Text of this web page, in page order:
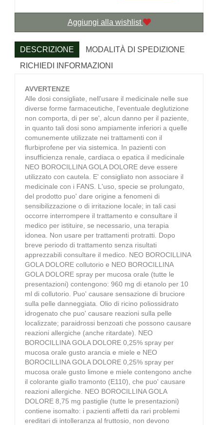
Aggiungi alla wishlist
DESCRIZIONE
MODALITÀ DI SPEDIZIONE
RICHIEDI INFORMAZIONI
AVVERTENZE
Alle dosi consigliate, nell'usare il medicinale nelle sue
diverse forme farmaceutiche, l'eventuale deglutizione
non comporta, di per se', alcun danno per il paziente,
in quanto tali dosi sono ampiamente inferiori a quelle
comunemente utilizzate nei trattamenti con il
flurbiprofene per via sistemica. In pazienti con
insufficienza renale, cardiaca o epatica il medicinale
NEO BOROCILLINA GOLA DOLORE deve essere
utilizzato con cautela. E' consigliato non associare il
medicinale con i FANS. L'uso, specie se prolungato,
del prodotto puo' dare origine a fenomeni di
sensibilizzazione o di irritazione locale; in tali casi
occorre interrompere il trattamento e consultare il
medico per istituire, se necessario, una terapia
idonea. Non usare per trattamenti protratti. Dopo
breve periodo di trattamento senza risultati
apprezzabili consultare il medico. NEO BOROCILLINA
GOLA DOLORE collutorio e NEO BOROCILLINA
GOLA DOLORE spray per mucosa orale (tutte le
presentazioni) contengono: 960 mg di etanolo per 10
ml di collutorio. Puo' causare sensazione di bruciore
sulla pelle danneggiata. Olio di ricino poliossidrato
idrogenato che puo' causare reazioni sulla pelle
localizzate; paraidrossi benzoati che possono causare
reazioni allergiche (anche ritardate). NEO
BOROCILLINA GOLA DOLORE 0,25% spray per
mucosa orale gusto arancia e miele e NEO
BOROCILLINA GOLA DOLORE 0,25% spray per
mucosa orale gusto limone e miele contengono anche
il colorante giallo tramonto (E110), che puo' causare
reazioni allergiche. NEO BOROCILLINA GOLA
DOLORE 8,75 mg pastiglie (tutte le presentazioni)
contiene isomalto: i pazienti affetti da rari problemi
ereditari di intolleranza al fruttosio, non devono